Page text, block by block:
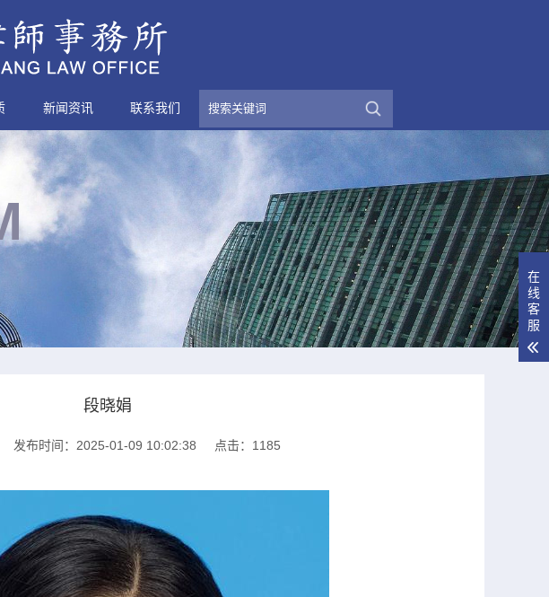
新闻资讯 联系我们
段晓娟
发布时间：2025-01-09 10:02:38 点击：1185
在
线
客
服